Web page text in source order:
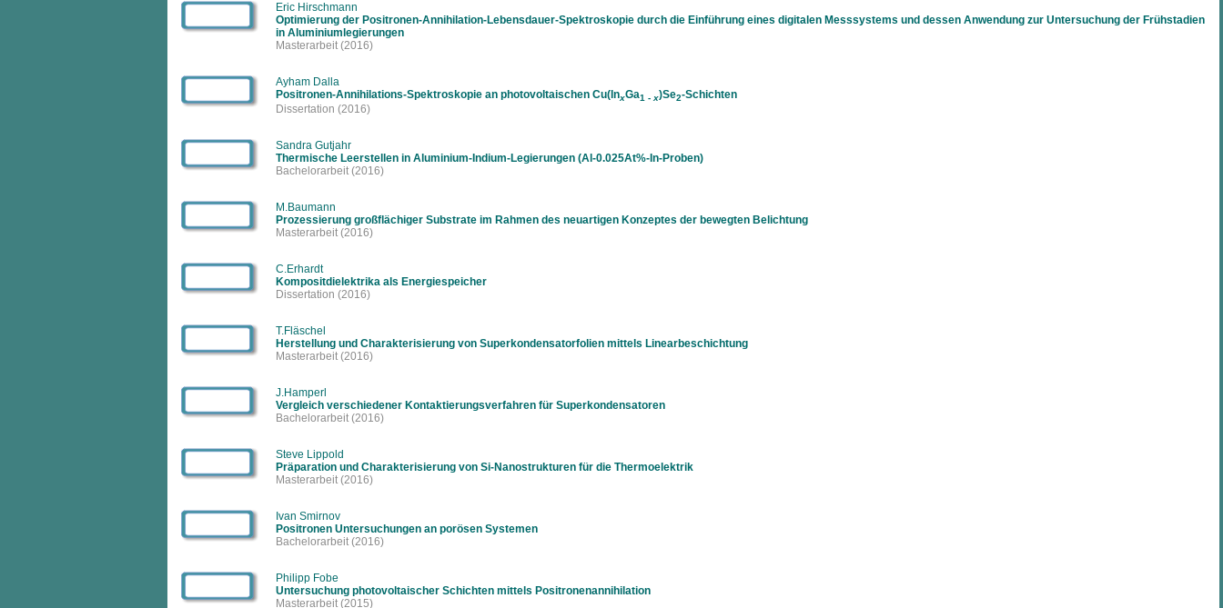
Eric Hirschmann
Optimierung der Positronen-Annihilation-Lebensdauer-Spektroskopie durch die Einführung eines digitalen Messsystems und dessen Anwendung zur Untersuchung der Frühstadien
in Aluminiumlegierungen
Masterarbeit (2016)
Ayham Dalla
Positronen-Annihilations-Spektroskopie an photovoltaischen Cu(InxGa1 -x)Se2-Schichten
Dissertation (2016)
Sandra Gutjahr
Thermische Leerstellen in Aluminium-Indium-Legierungen (Al-0.025At%-In-Proben)
Bachelorarbeit (2016)
M.Baumann
Prozessierung großflächiger Substrate im Rahmen des neuartigen Konzeptes der bewegten Belichtung
Masterarbeit (2016)
C.Erhardt
Kompositdielektrika als Energiespeicher
Dissertation (2016)
T.Fläschel
Herstellung und Charakterisierung von Superkondensatorfolien mittels Linearbeschichtung
Masterarbeit (2016)
J.Hamperl
Vergleich verschiedener Kontaktierungsverfahren für Superkondensatoren
Bachelorarbeit (2016)
Steve Lippold
Präparation und Charakterisierung von Si-Nanostrukturen für die Thermoelektrik
Masterarbeit (2016)
Ivan Smirnov
Positronen Untersuchungen an porösen Systemen
Bachelorarbeit (2016)
Philipp Fobe
Untersuchung photovoltaischer Schichten mittels Positronenannihilation
Masterarbeit (2015)